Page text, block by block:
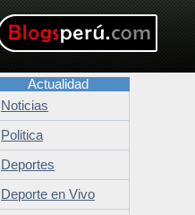
Actualidad
Noticias
Politica
Deportes
Deporte en Vivo